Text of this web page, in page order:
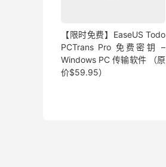
【限时免费】EaseUS Todo
PCTrans Pro 免费密钥 –
Windows PC 传输软件 （原
价$59.95）